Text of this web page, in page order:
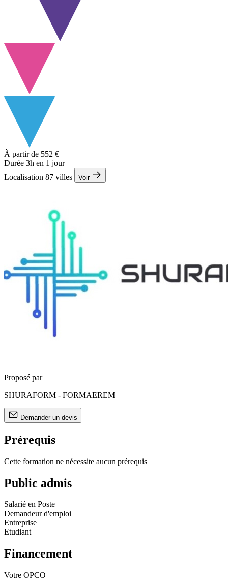
À partir de 552 €
Durée 3h en 1 jour
Localisation 87 villes Voir
Proposé par
SHURAFORM - FORMAEREM
Demander un devis
Prérequis
Cette formation ne nécessite aucun prérequis
Public admis
Salarié en Poste
Demandeur d'emploi
Entreprise
Etudiant
Financement
Votre OPCO